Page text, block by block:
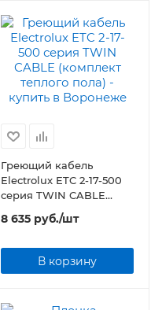
Греющий кабель
Electrolux ETC 2-17-500
серия TWIN CABLE
(комплект теплого пола)
8 635руб./шт
В корзину